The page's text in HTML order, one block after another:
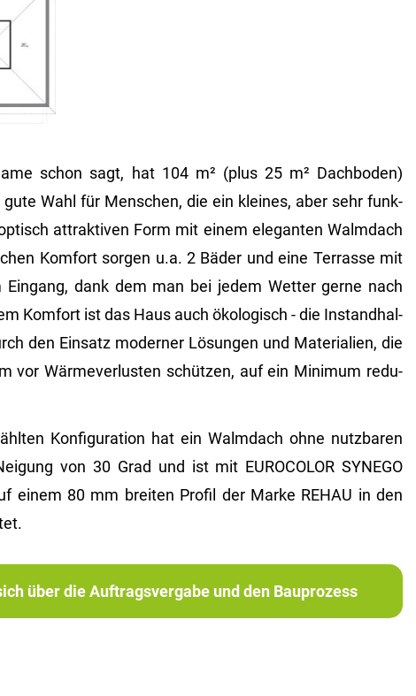
schon sagt, hat 104 m² (plus 25 m² Dach­bo­den)
Wahl für Men­schen, die ein klei­nes, aber sehr funk­
at­trak­ti­ven Form mit einem ele­gan­ten Walm­dach
Kom­fort sor­gen u.a. 2 Bäder und eine Ter­ras­se mit
Ein­gang, dank dem man bei jedem Wet­ter gerne nach
Kom­fort ist das Haus auch öko­lo­gisch - die In­stand­hal­
den Ein­satz mo­der­ner Lö­sun­gen und Ma­te­ria­li­en, die
vor Wär­me­ver­lus­ten schüt­zen, auf ein Mi­ni­mum re­du­
Kon­fi­gu­ra­ti­on hat ein Walm­dach ohne nutz­ba­ren
von 30 Grad und ist mit EU­RO­CO­LOR SYN­EGO
einem 80 mm brei­ten Pro­fil der Marke REHAU in den
über die Auftragsvergabe und den Bauprozess